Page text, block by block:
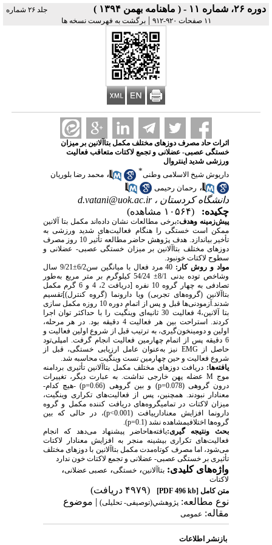
دوره ۲۶، شماره ۱۱ - ( ماهنامه بهمن ۱۳۹۴ )
جلد ۲۶ شماره
۱۱ صفحات ۹۲۰-۹۱۲
|برگشت به فهرست نسخه ها
اثرات حاد مصرف دوز‌های مختلف مکمل بتاآلانین بر میزان
خستگی عصبی- عضلانی و تجمع لاکتات متعاقب فعالیت
ورزشی شدید اینتروال
داریوش شیخ الاسلامی وطنی* ، محمد رضا بلوریان
، رحمان رحیمی
دانشگاه کردستان ،d.vatani@uok.ac.ir
چکیده:
(۱۰۵۶۴ مشاهده)
پیش‌زمینه وهدف:برخی مطالعات نشان داده‌اند مکمل بتا آلانین
ممکن است خستگی را هنگام فعالیت‌های شدید ورزشی به
تأخیر بیاندازد. هدف پژوهش حاضر مطالعه تأثیر 10 روز مصرف
دوزهای مختلف بتاآلانین بر میزان خستگی عصبی- عضلانی و
سطوح لاکتات خونبود.
مواد و روش کار:
40 مرد فعال با میانگین سن6/2±9/21 سال
وشاخص توده بدنی 8/1± 54/24 کیلوگرم بر متر مربع به‌طور
تصادفی به چهار گروه 10 نفره [دریافت 2، 4 و 6 گرم مکمل
بتاآلانین (گروه‌های تجربی) ویا دارونما (گروه کنترل)[تقسیم
شدند.آزمودنی‌ها قبل و پس از اتمام دوره 10 روزه مکمل سازی
بتا آلانین،4 فعالیت 30 ثانیه‌ای وینگیت را با حداکثر توان اجرا
کردند. استراحت بین هر فعالیت 4 دقیقه بود. در هر مرحله،
اولین و دومینخون‌گیری، به ترتیب قبل از شروع اولین فعالیت و
6 دقیقه پس از اتمام چهارمین فعالیت انجام گرفت. امپلی‌تود
حاصل ازEMG نیز به‌عنوان عامل ارزیابی خستگی، قبل از
شروع فعالیت و حین چهارمین تست وینگیت محاسبه شد.
یافته‌ها: دریافت دوزهای مختلف مکمل بتاآلانین تأثیری بردامنه
موج Mعضله پهن خارجی نداشت. به عبارت دیگر، تغییرات
درون گروهی (p=0.078) و بین گروهی (p=0.66) -هیچ کدام-
معنادار نبودند. همچنین، پس از فعالیت‌های تکراری وینگیت،
میزان لاکتات در تمامیگروه‌های دریافت کننده مکمل و گروه
دارونما افزایش معنادارییافت (p<0.001)، در حالی که بین
گروه‌ها اختلافیمشاهده نشد (p=0.1
).
بحث ونتیجه گیری:یافته‌هاحاضر پیشنهاد می‌دهد که انجام
فعالیت‌های تکراری بیشینه منجر به افزایش معنادار لاکتات
می‌شود، اما مصرف کوتاه‌مدت مکمل بتاآلانین با دوزهای مختلف
تأثیری بر خستگی عصبی- عضلانی و تجمع لاکتات خون ندارد
واژه‌های کلیدی: بتاآلانین، خستگی، عصبی عضلانی،
لاکتات
متن کامل[PDF 496 kb]
(۴۹۷۹ دریافت)
نوع مطالعه: پژوهشي(توصیفی- تحلیلی)| موضوع
مقاله: عمومى
بازنشر اطلاعات